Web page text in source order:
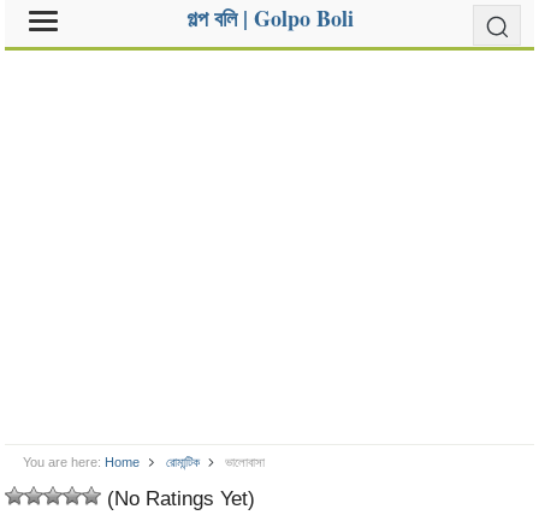
গল্প বলি | Golpo Boli
You are here: Home রোমান্টিক ভালোবাসা
(No Ratings Yet)